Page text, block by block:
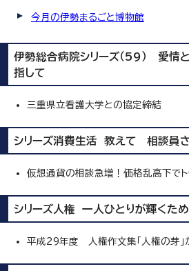
今月の伊勢まるごと博物館
伊勢総合病院シリーズ（59） 愛情
指して
三重県立看護大学との協定締結
シリーズ消費生活 教えて 相談員
仮想通貨の相談急増！価格乱高下でト
シリーズ人権 一人ひとりが輝くた
平成29年度 人権作文集「人権の芽」